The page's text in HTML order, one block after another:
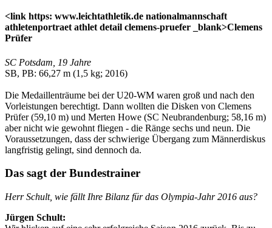
<link https: www.leichtathletik.de nationalmannschaft
athletenportraet athlet detail clemens-pruefer _blank>Clemens
Prüfer
SC Potsdam, 19 Jahre
SB, PB: 66,27 m (1,5 kg; 2016)
Die Medaillenträume bei der U20-WM waren groß und nach den
Vorleistungen berechtigt. Dann wollten die Disken von Clemens
Prüfer (59,10 m) und Merten Howe (SC Neubrandenburg; 58,16 m)
aber nicht wie gewohnt fliegen - die Ränge sechs und neun. Die
Voraussetzungen, dass der schwierige Übergang zum Männerdiskus
langfristig gelingt, sind dennoch da.
Das sagt der Bundestrainer
Herr Schult, wie fällt Ihre Bilanz für das Olympia-Jahr 2016 aus?
Jürgen Schult: